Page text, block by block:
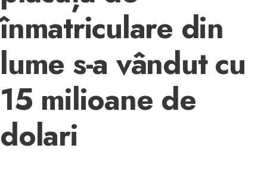
înmatriculare din
lume s-a vândut cu
15 milioane de
dolari